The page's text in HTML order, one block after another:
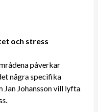
och stress
påverkar
några specifika
Johansson vill lyfta